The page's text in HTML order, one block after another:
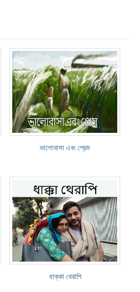
ভালোবাসা এবং প্রেম
ধাক্কা থেরাপি